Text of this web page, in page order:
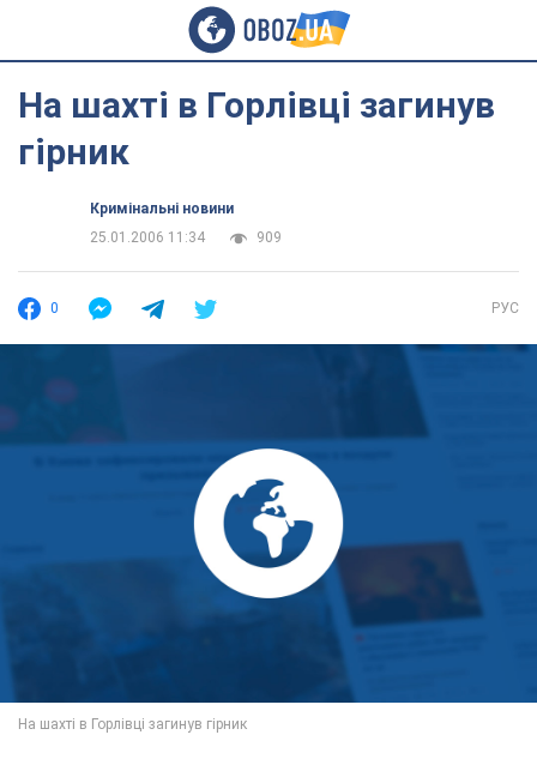
На шахті в Горлівці загинув
гірник
Кримінальні новини
25.01.2006 11:34
909
0 РУС